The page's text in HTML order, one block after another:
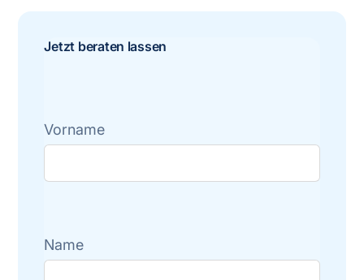
Jetzt beraten lassen
Vorname
Name